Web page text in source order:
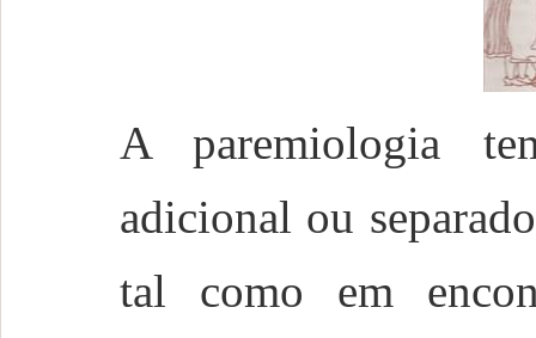
A paremiologia
adicional ou
tal como em